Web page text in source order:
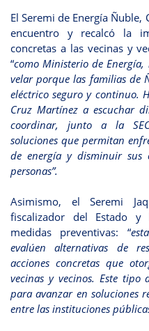
El Seremi de Energía Ñuble,
encuentro y recalcó la
concretas a las vecinas y
“como Ministerio de
velar porque las familias de
eléctrico seguro y continuo.
Cruz Martínez a escuchar
coordinar, junto a la
soluciones que permitan
de energía y disminuir
personas”.
Asimismo, el Seremi
fiscalizador del Estado
medidas preventivas: “
evalúen alternativas de
acciones concretas que
vecinas y vecinos. Este tipo
para avanzar en soluciones
entre las instituciones